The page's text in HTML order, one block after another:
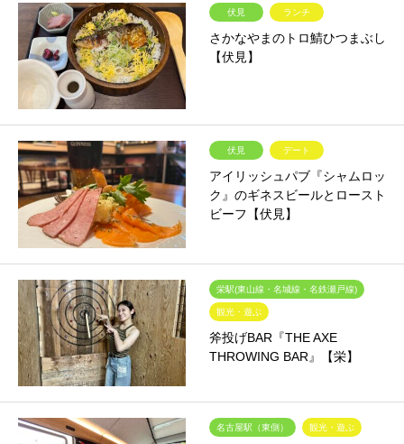
伏見 ランチ
さかなやまのトロ鯖ひつまぶし
【伏見】
伏見 デート
アイリッシュパブ『シャムロッ
ク』のギネスビールとロースト
ビーフ【伏見】
栄駅(東山線・名城線・名鉄瀬戸線)
観光・遊ぶ
斧投げBAR『THE AXE
THROWING BAR』【栄】
名古屋駅（東側） 観光・遊ぶ